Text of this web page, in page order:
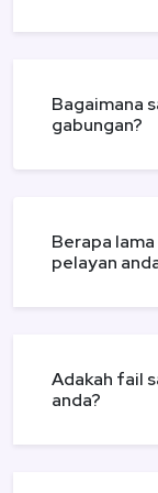
Bagaimana
gabungan?
Berapa
pelayan
Adakah fail
anda?